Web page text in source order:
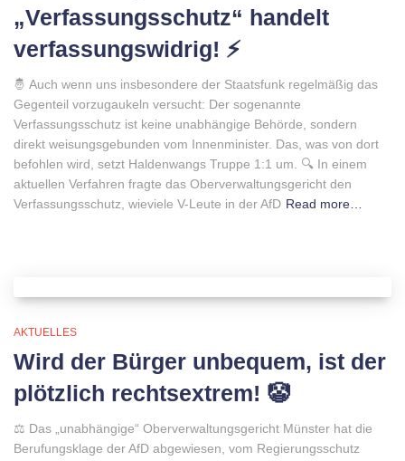
„Verfassungsschutz“ handelt
verfassungswidrig! ⚡️
🤴 Auch wenn uns insbesondere der Staatsfunk regelmäßig das
Gegenteil vorzugaukeln versucht: Der sogenannte
Verfassungsschutz ist keine unabhängige Behörde, sondern
direkt weisungsgebunden vom Innenminister. Das, was von dort
befohlen wird, setzt Haldenwangs Truppe 1:1 um. 🔍 In einem
aktuellen Verfahren fragte das Oberverwaltungsgericht den
Verfassungsschutz, wieviele V-Leute in der AfD Read more…
AKTUELLES
Wird der Bürger unbequem, ist der
plötzlich rechtsextrem! 🤡
⚖️ Das „unabhängige“ Oberverwaltungsgericht Münster hat die
Berufungsklage der AfD abgewiesen, vom Regierungsschutz